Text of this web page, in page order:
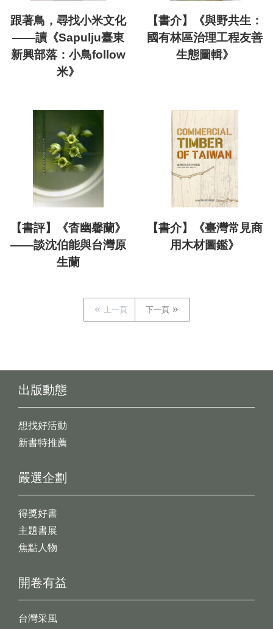
跟著鳥，尋找小米文化
――讀《Sapulju臺東
新興部落：小鳥follow
米》
【書介】《與野共生：
國有林區治理工程友善
生態圖輯》
【書評】《杳幽馨蘭》
——談沈伯能與台灣原
生蘭
【書介】《臺灣常見商
用木材圖鑑》
上一頁 下一頁
出版動態
想找好活動
新書特推薦
開卷有益
台灣采風
嚴選企劃
得獎好書
主題書展
焦點人物